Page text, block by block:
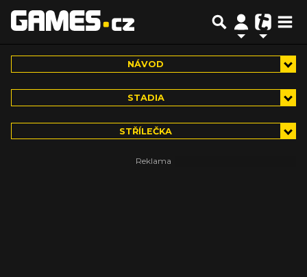
NÁVOD
STADIA
STŘÍLEČKA